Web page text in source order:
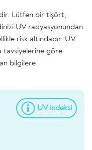
Lütfen bir tişört,
UV radyasyonundan
risk altındadır. UV
tavsiyelerine göre
bilgilere
UV indeksi